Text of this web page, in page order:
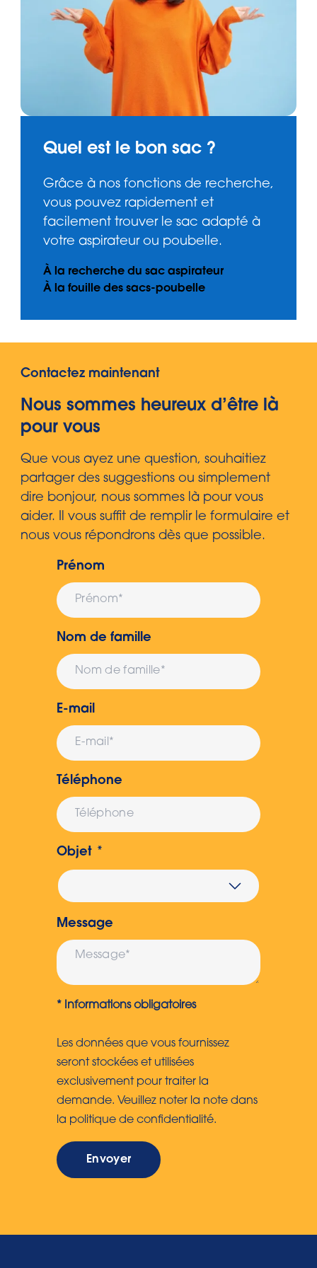
Quel est le bon sac ?
Grâce à nos fonctions de recherche,
vous pouvez rapidement et
facilement trouver le sac adapté à
votre aspirateur ou poubelle.
À la recherche du sac aspirateur
À la fouille des sacs-poubelle
Contactez maintenant
Nous sommes heureux d’être là
pour vous
Que vous ayez une question, souhaitiez
partager des suggestions ou simplement
dire bonjour, nous sommes là pour vous
aider. Il vous suffit de remplir le formulaire et
nous vous répondrons dès que possible.
Prénom
Nom de famille
E-mail
Téléphone
Objet
Message
* Informations obligatoires
Les données que vous fournissez
seront stockées et utilisées
exclusivement pour traiter la
demande. Veuillez noter la note dans
la politique de confidentialité.
Envoyer